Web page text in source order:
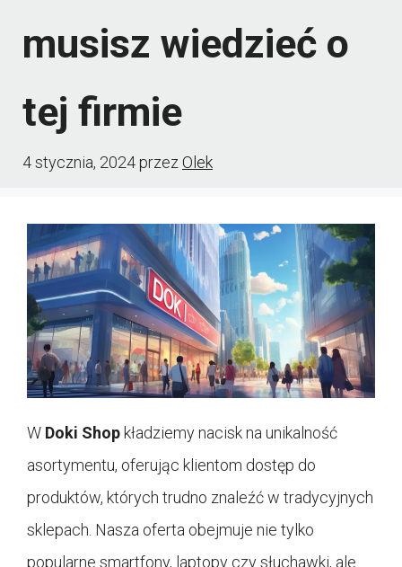
musisz wiedzieć o
tej firmie
4 stycznia, 2024przez Olek
W Doki Shop kładziemy nacisk na unikalność
asortymentu, oferując klientom dostęp do
produktów, których trudno znaleźć w tradycyjnych
sklepach. Nasza oferta obejmuje nie tylko
popularne smartfony, laptopy czy słuchawki, ale